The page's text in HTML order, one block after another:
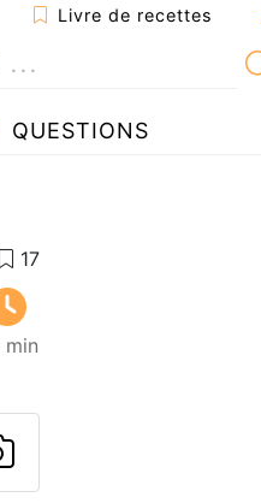
Livre de recettes
QUESTIONS
min
à un ami
page
une